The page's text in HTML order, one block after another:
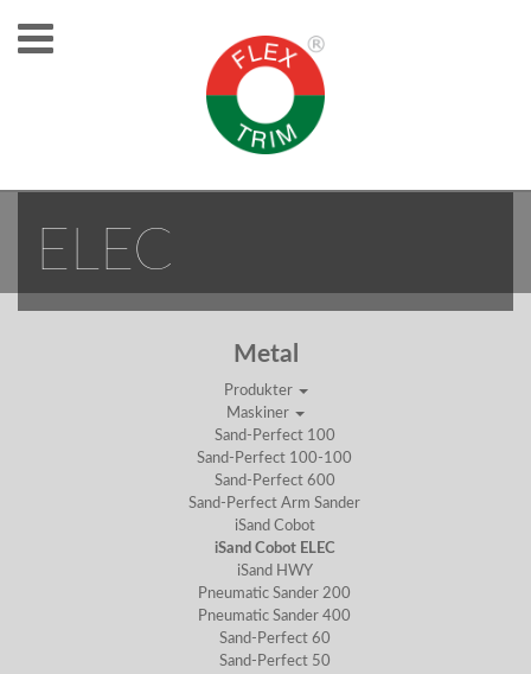
ISAND COBOT
ELEC
Metal
Produkter
Maskiner
Sand-Perfect 100
Sand-Perfect 100-100
Sand-Perfect 600
Sand-Perfect Arm Sander
iSand Cobot
iSand Cobot ELEC
iSand HWY
Pneumatic Sander 200
Pneumatic Sander 400
Sand-Perfect 60
Sand-Perfect 50